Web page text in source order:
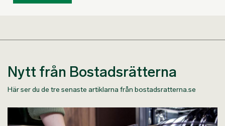
Nytt från Bostadsrätterna
Här ser du de tre senaste artiklarna från bostadsratterna.se